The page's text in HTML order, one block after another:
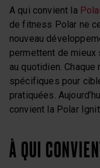
A qui convient la
de fitness Polar ne
nouveau
permettent de mieux
au quotidien.
spécifiques pour
pratiquées.
convient la Polar
À QUI